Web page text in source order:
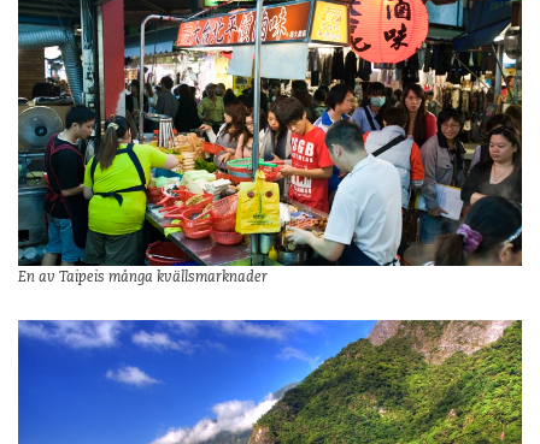
En av Taipeis många kvällsmarknader